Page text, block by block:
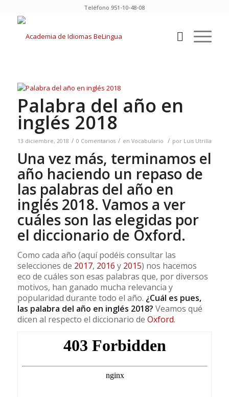
Teléfono 951-10-48-08
Palabra del año en
inglés 2018
13 diciembre, 2018 / 0 Comentarios / en Vocabulario / por Luis Utrilla
Una vez más, terminamos el
año haciendo un repaso de
las palabras del año en
inglés 2018. Vamos a ver
cuáles son las elegidas por
el diccionario de Oxford.
Como cada año (aquí podéis consultar las
selecciones de 2017, 2016 y 2015) nos hacemos
eco de cuáles son esas palabras que, por diversos
motivos, han ganado mucha relevancia y
popularidad durante todo el año. ¿Cuál es pues,
las palabra del año en inglés 2018? Veamos qué
dicen al respecto el diccionario de Oxford.